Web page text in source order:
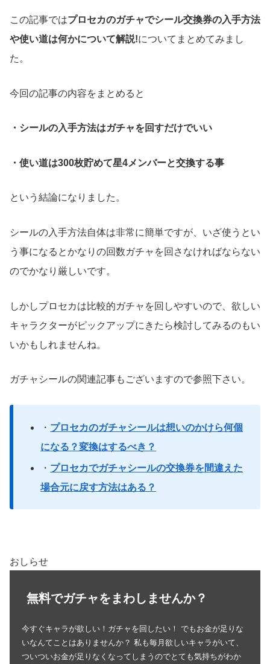
この記事ではプロセカのガチャでシール交換券の入手方法
や使い道は何かについて解説!についてまとめてみまし
た。
今回の記事の内容をまとめると
・シールの入手方法はガチャを回すだけでいい
・使い道は300枚貯めて星4メンバーと交換する事
という結論になりました。
シールの入手方法自体は非常に簡単ですが、いざ使うとい
う事になるとかなりの回数ガチャを回さなければならない
のでかなり厳しいです。
しかしプロセカは比較的ガチャを回しやすいので、欲しい
キャラクターがピックアップにきたら検討してみるのもい
いかもしれませんね。
ガチャシールの関連記事もございますので参照下さい。
・ プロセカのガチャシールは想いのかけら何個
になる？変換はするべき？
・ プロセカでガチャシールの交換券を間違えた
場合元に戻す方法はある？
おしらせ
無料でガチャをまわしませんか？
今すぐキャラが欲しい！ガチャを回したい！ でもお金が足りな
いなんてことはありませんか？ 私も毎月欲しいキャラがいて、
ついついお金が足りなくなってしまうのでとても気持ちがわか